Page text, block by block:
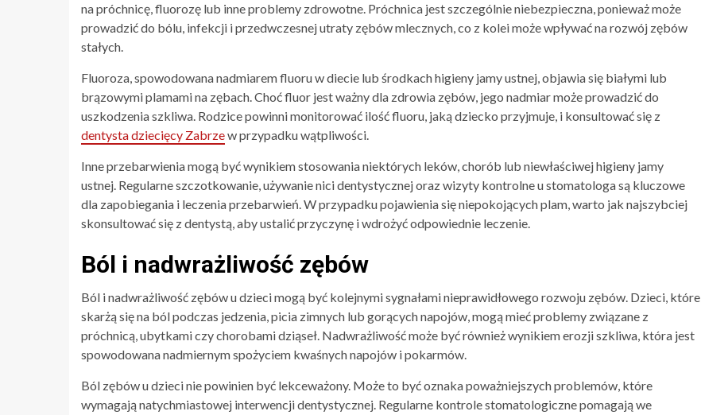
na próchnicę, fluorozę lub inne problemy zdrowotne. Próchnica jest szczególnie niebezpieczna, ponieważ może
prowadzić do bólu, infekcji i przedwczesnej utraty zębów mlecznych, co z kolei może wpływać na rozwój zębów
stałych.
Fluoroza, spowodowana nadmiarem fluoru w diecie lub środkach higieny jamy ustnej, objawia się białymi lub
brązowymi plamami na zębach. Choć fluor jest ważny dla zdrowia zębów, jego nadmiar może prowadzić do
uszkodzenia szkliwa. Rodzice powinni monitorować ilość fluoru, jaką dziecko przyjmuje, i konsultować się z
dentysta dziecięcy Zabrzew przypadku wątpliwości.
Inne przebarwienia mogą być wynikiem stosowania niektórych leków, chorób lub niewłaściwej higieny jamy
ustnej. Regularne szczotkowanie, używanie nici dentystycznej oraz wizyty kontrolne u stomatologa są kluczowe
dla zapobiegania i leczenia przebarwień. W przypadku pojawienia się niepokojących plam, warto jak najszybciej
skonsultować się z dentystą, aby ustalić przyczynę i wdrożyć odpowiednie leczenie.
Ból i nadwrażliwość zębów
Ból i nadwrażliwość zębów u dzieci mogą być kolejnymi sygnałami nieprawidłowego rozwoju zębów. Dzieci, które
skarżą się na ból podczas jedzenia, picia zimnych lub gorących napojów, mogą mieć problemy związane z
próchnicą, ubytkami czy chorobami dziąseł. Nadwrażliwość może być również wynikiem erozji szkliwa, która jest
spowodowana nadmiernym spożyciem kwaśnych napojów i pokarmów.
Ból zębów u dzieci nie powinien być lekceważony. Może to być oznaka poważniejszych problemów, które
wymagają natychmiastowej interwencji dentystycznej. Regularne kontrole stomatologiczne pomagają we